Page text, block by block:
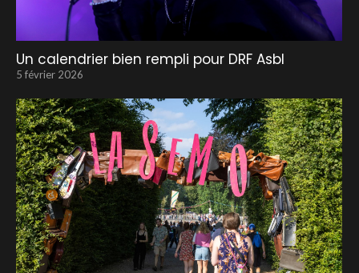
Un calendrier bien rempli pour DRF Asbl
5 février 2026